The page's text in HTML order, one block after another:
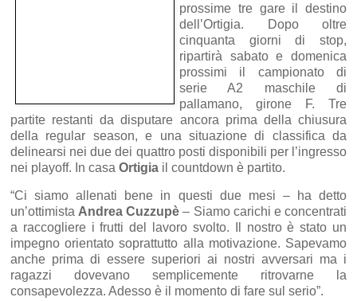
prossime tre gare il destino
dell’Ortigia. Dopo oltre
cinquanta giorni di stop,
ripartirà sabato e domenica
prossimi il campionato di
serie A2 maschile di
pallamano, girone F. Tre
partite restanti da disputare ancora prima della chiusura
della regular season, e una situazione di classifica da
delinearsi nei due dei quattro posti disponibili per l’ingresso
nei playoff. In casa Ortigia il countdown è partito.
“Ci siamo allenati bene in questi due mesi – ha detto
un’ottimistaAndrea Cuzzupè– Siamo carichi e concentrati
a raccogliere i frutti del lavoro svolto. Il nostro è stato un
impegno orientato soprattutto alla motivazione. Sapevamo
anche prima di essere superiori ai nostri avversari ma i
ragazzi dovevano semplicemente ritrovarne la
consapevolezza. Adesso è il momento di fare sul serio”.